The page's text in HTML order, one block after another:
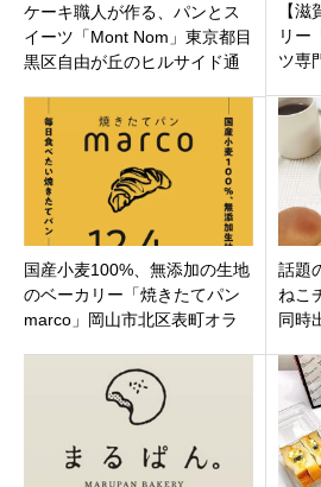
ケーキ職人が作る、パンとス
イーツ「Mont Nom」東京都目
黒区自由が丘のヒルサイド通
【
リー
ツ専
すめ
国産小麦100%、無添加の生地
のベーカリー「焼きたてパン
marco」岡山市北区表町オラ
話題
ねこ
同時
山店